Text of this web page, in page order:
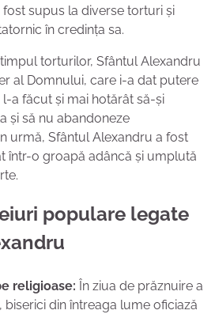
supus la diverse torturi și
în credința sa.
torturilor, Sfântul Alexandru
al Domnului, care i-a dat putere
a făcut și mai hotărât să-și
și să nu abandoneze
urmă, Sfântul Alexandru a fost
într-o groapă adâncă și umplută
populare legate
religioase: În ziua de prăznuire a
din întreaga lume oficiază